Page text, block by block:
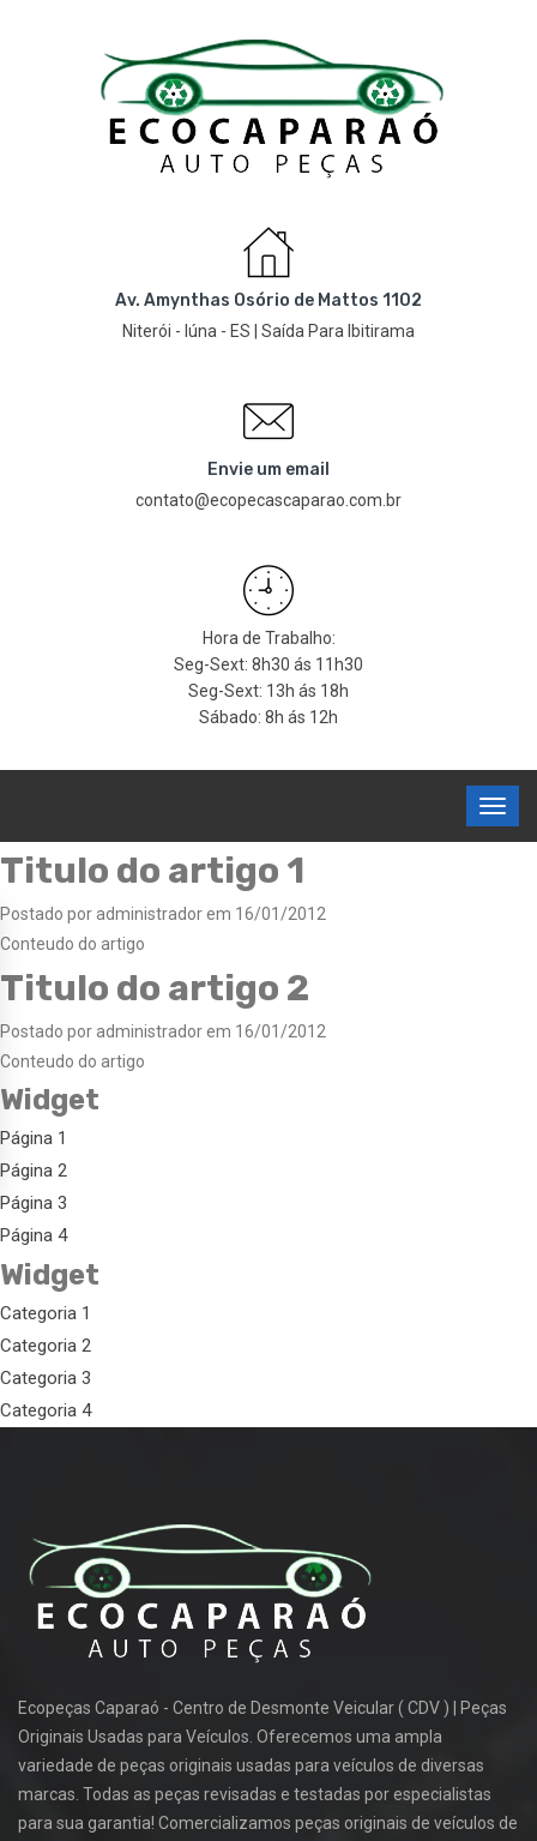
Av. Amynthas Osório de Mattos 1102
Niterói - Iúna - ES | Saída Para Ibitirama
Envie um email
contato@ecopecascaparao.com.br
Hora de Trabalho:
Seg-Sext: 8h30 ás 11h30
Seg-Sext: 13h ás 18h
Sábado: 8h ás 12h
Titulo do artigo 1
Postado por administrador em 16/01/2012
Conteudo do artigo
Titulo do artigo 2
Postado por administrador em 16/01/2012
Conteudo do artigo
Widget
Página 1
Página 2
Página 3
Página 4
Widget
Categoria 1
Categoria 2
Categoria 3
Categoria 4
Ecopeças Caparaó - Centro de Desmonte Veicular ( CDV ) | Peças
Originais Usadas para Veículos. Oferecemos uma ampla
variedade de peças originais usadas para veículos de diversas
marcas. Todas as peças revisadas e testadas por especialistas
para sua garantia! Comercializamos peças originais de veículos de